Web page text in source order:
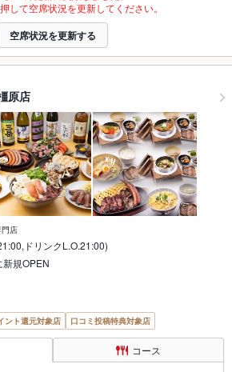
して空席状況を更新してください。
空席状況を更新する
原店
店
ドリンクL.O.21:00)
新規OPEN
ント還元対象店 口コミ投稿特典対象店
コース